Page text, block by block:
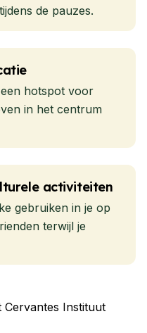
de pauzes.
hotspot voor
in het centrum
activiteiten
gebruiken in je op
terwijl je
Cervantes Instituut